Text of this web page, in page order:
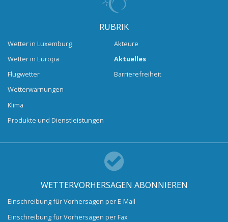
RUBRIK
Wetter in Luxemburg
Wetter in Europa
Flugwetter
Wetterwarnungen
Klima
Produkte und Dienstleistungen
Akteure
Aktuelles
Barrierefreiheit
WETTERVORHERSAGEN ABONNIEREN
Einschreibung für Vorhersagen per E-Mail
Einschreibung für Vorhersagen per Fax